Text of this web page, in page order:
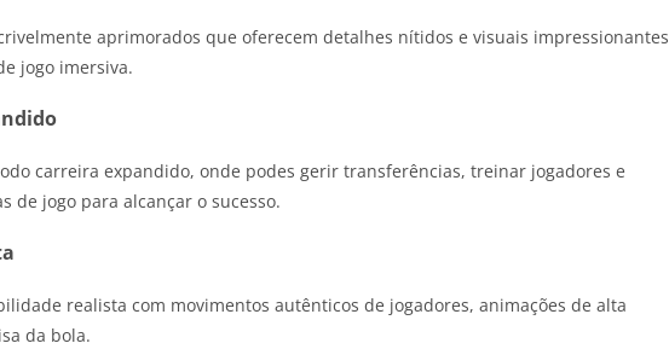
aprimorados que oferecem detalhes nítidos e visuais impressionantes
jogo imersiva.
carreira expandido, onde podes gerir transferências, treinar jogadores e
de jogo para alcançar o sucesso.
realista com movimentos autênticos de jogadores, animações de alta
da bola.